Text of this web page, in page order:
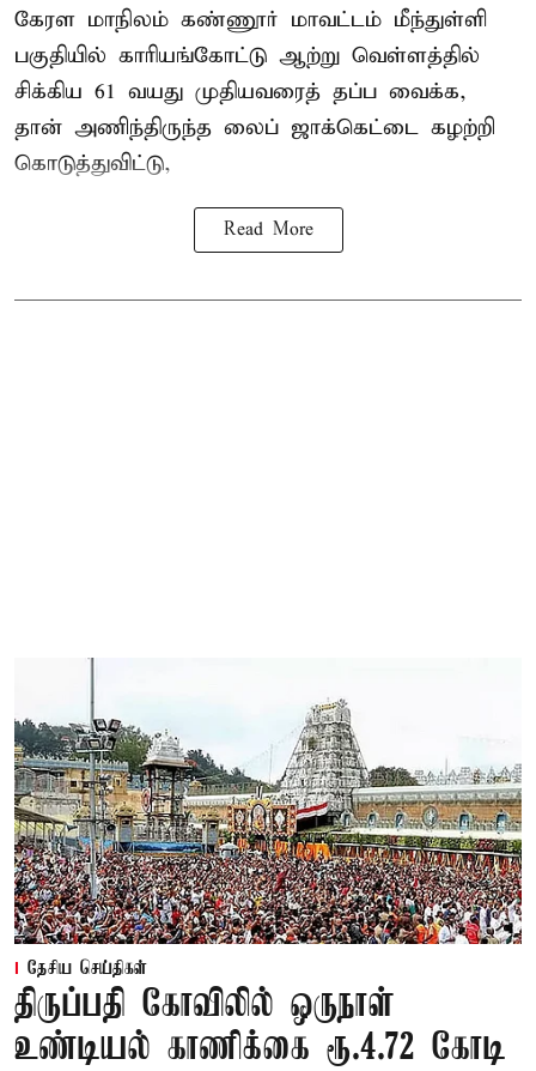
கேரள மாநிலம் கண்ணூர் மாவட்டம் மீந்துள்ளி
பகுதியில் காரியங்கோட்டு ஆற்று வெள்ளத்தில்
சிக்கிய 61 வயது முதியவரைத் தப்ப வைக்க,
தான் அணிந்திருந்த லைப் ஜாக்கெட்டை கழற்றி
கொடுத்துவிட்டு,
Read More
தேசிய செய்திகள்
திருப்பதி கோவிலில் ஒருநாள்
உண்டியல் காணிக்கை ரூ.4.72 கோடி